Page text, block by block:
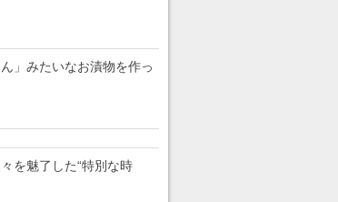
」みたいなお漬物を作っ
を魅了した“特別な時